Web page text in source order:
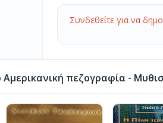
Συνδεθείτε για να
πεζογραφία -